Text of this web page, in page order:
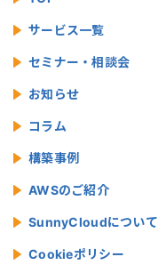
サービス一覧
セミナー・相談会
お知らせ
コラム
構築事例
AWSのご紹介
SunnyCloudについて
Cookieポリシー